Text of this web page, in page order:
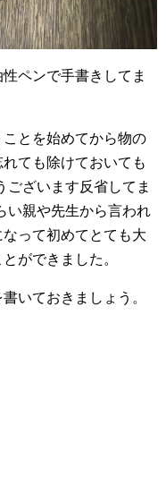
ペンで手書きしてま
とを始めてから物の
ても除けておいても
ございます反省してま
い親や先生から言われ
って初めてとても大
ができました。
いておきましょう。